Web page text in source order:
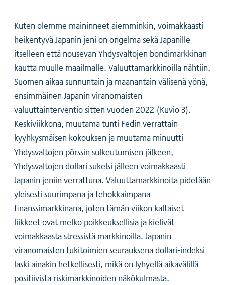
Kuten olemme maininneet aiemminkin, voimakkaasti
heikentyvä Japanin jeni on ongelma sekä Japanille
itselleen että nousevan Yhdysvaltojen bondimarkkinan
kautta muulle maailmalle. Valuuttamarkkinoilla nähtiin,
Suomen aikaa sunnuntain ja maanantain välisenä yönä,
ensimmäinen Japanin viranomaisten
valuuttainterventio sitten vuoden 2022 (Kuvio 3).
Keskiviikkona, muutama tunti Fedin verrattain
kyyhkysmäisen kokouksen ja muutama minuutti
Yhdysvaltojen pörssin sulkeutumisen jälkeen,
Yhdysvaltojen dollari sukelsi jälleen voimakkaasti
Japanin jeniin verrattuna. Valuuttamarkkinoita pidetään
yleisesti suurimpana ja tehokkaimpana
finanssimarkkinana, joten tämän viikon kaltaiset
liikkeet ovat melko poikkeuksellisia ja kielivät
voimakkaasta stressistä markkinoilla. Japanin
viranomaisten tukitoimien seurauksena dollari-indeksi
laski ainakin hetkellisesti, mikä on lyhyellä aikavälillä
positiivista riskimarkkinoiden näkökulmasta.